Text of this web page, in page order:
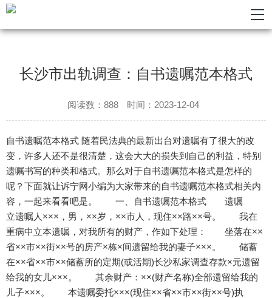
长沙市出轨调查：自书遗嘱范本格式
阅读数：888 时间：2023-12-04
自书遗嘱范本格式 随着民法典的最新出台对遗嘱有了很大的改
变，许多人还不是很清楚，这会大大的损失到自己的利益，特别
遗嘱书写的种类和格式。那么对于自书遗嘱范本格式是怎样的
呢？下面就让诉宁网小编为大家带来的自书遗嘱范本格式相关内
容，一起来看看吧是。 一、自书遗嘱范本格式 遗嘱
立遗嘱人×××，男，××岁，××市人，现住××路××号。 我在
重病中立本遗嘱，对我所有的财产，作如下处理： 坐落在××
省××市××街××号的房产×栋×间遗留给我的妻子×××。 储蓄
在××省××市××储蓄所的定期(或活期)长沙私家调查存款×元遗留
给我的女儿×××。 其余财产：××(财产名称)全部遗留给我的
儿子×××。 本遗嘱委托×××(现住××省××市××街××号)执